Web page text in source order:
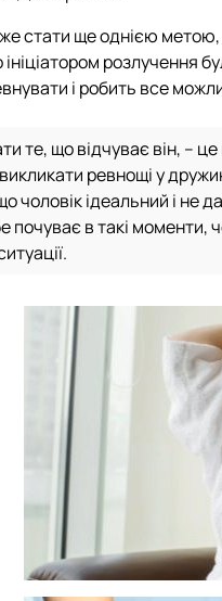
стати ще однією метою,
розлучення
і робить все
те, що відчуває він, –
ревнощі у
чоловік ідеальний і не
почуває в такі